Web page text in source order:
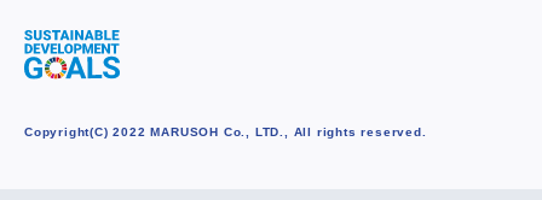
Copyright(C) 2022 MARUSOH Co., LTD., All rights reserved.